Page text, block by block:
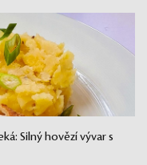
Silný hovězí vývar s